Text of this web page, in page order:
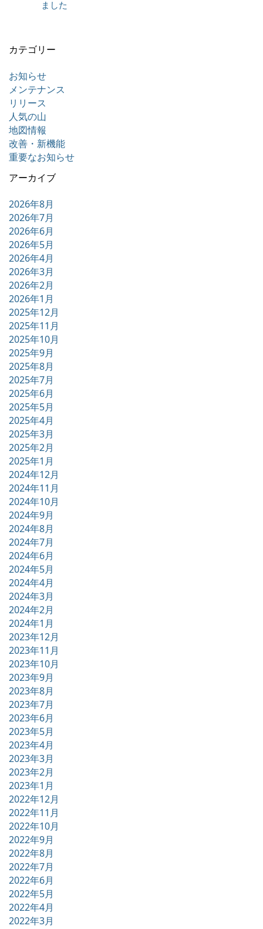
ました
カテゴリー
お知らせ
メンテナンス
リリース
人気の山
地図情報
改善・新機能
重要なお知らせ
アーカイブ
2026年8月
2026年7月
2026年6月
2026年5月
2026年4月
2026年3月
2026年2月
2026年1月
2025年12月
2025年11月
2025年10月
2025年9月
2025年8月
2025年7月
2025年6月
2025年5月
2025年4月
2025年3月
2025年2月
2025年1月
2024年12月
2024年11月
2024年10月
2024年9月
2024年8月
2024年7月
2024年6月
2024年5月
2024年4月
2024年3月
2024年2月
2024年1月
2023年12月
2023年11月
2023年10月
2023年9月
2023年8月
2023年7月
2023年6月
2023年5月
2023年4月
2023年3月
2023年2月
2023年1月
2022年12月
2022年11月
2022年10月
2022年9月
2022年8月
2022年7月
2022年6月
2022年5月
2022年4月
2022年3月